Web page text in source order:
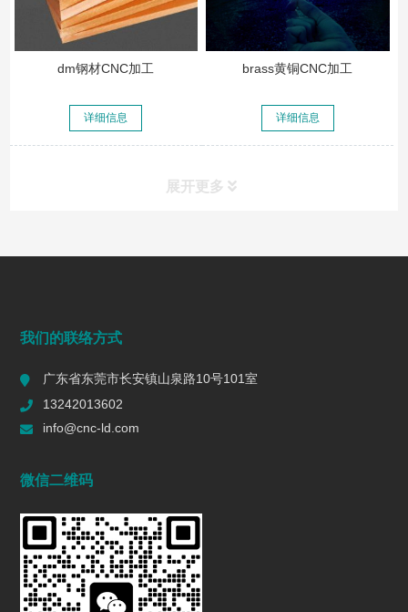
dm钢材CNC加工
详细信息
brass黄铜CNC加工
详细信息
展开更多
2026/07/28 136
2026/01/13
五轴CNC加工在机匣制造中的难点是什么?
2025/12/27 1434
我们的联络方式
广东省东莞市长安镇山泉路10号101室
13242013602
info@cnc-ld.com
微信二维码